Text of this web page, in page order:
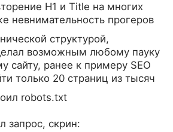
H1 и Title на многих
невнимательность прогеров
структурой,
возможным любому пауку
сайту, ранее к примеру SEO
только 20 страниц из тысяч
robots.txt
запрос, скрин: